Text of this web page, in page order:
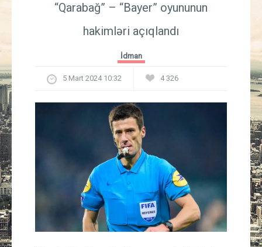
İqtisadiyyat
Güney Azərbaycan
Müsahibə
İdman
Layihə
“Qarabağ” – “Bayer” oyununun
hakimləri açıqlandı
İdman
5 Mart 2024 10:32 4 326